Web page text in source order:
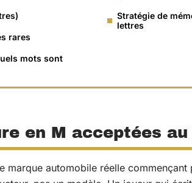
rares
mots sont
Stratégie de
lettres
en M acceptées
marque automobile réelle commençant